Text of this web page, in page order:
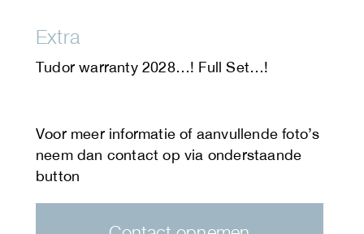
Extra
Tudor warranty 2028…! Full Set…!